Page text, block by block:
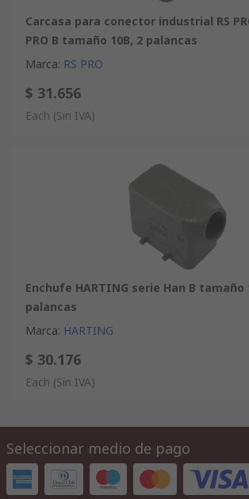
Carcasa para conector industrial RS
PRO B tamaño 10B, 2 palancas
Marca: RS PRO
$ 31.656
Each (Sin IVA)
Enchufe HARTING serie Han B tamaño
palancas
Marca: HARTING
$ 30.176
Each (Sin IVA)
Seleccionar medio de pago